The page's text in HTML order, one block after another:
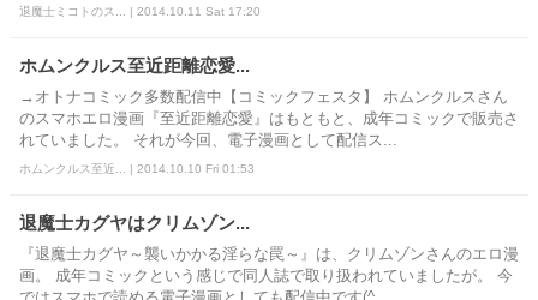
退魔士ミコトのス... | 2014.10.11 Sat 17:20
ホムンクルス至近距離恋愛...
→オトナコミック多数配信中【コミックフェスタ】 ホムンクルスさん
のスマホエロ漫画『至近距離恋愛』はもともと、成年コミックで販売さ
れていました。 それが今回、電子漫画として配信ス...
ホムンクルス至近... | 2014.10.10 Fri 01:53
退魔士カグヤはクリムゾン...
『退魔士カグヤ～襲いかかる淫らな罠～』は、クリムゾンさんのエロ漫
画。 成年コミックという感じで同人誌で取り扱われていましたが。 今